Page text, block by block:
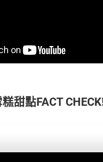
甜點FACT CHECK!